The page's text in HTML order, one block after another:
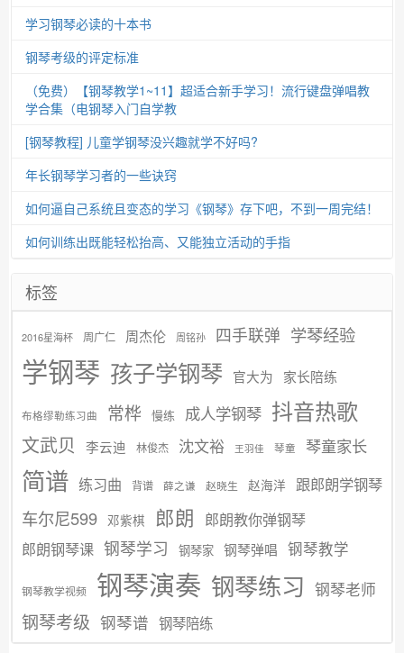
学习钢琴必读的十本书
钢琴考级的评定标准
（免费）【钢琴教学1~11】超适合新手学习！流行键盘弹唱教
学合集（电钢琴入门自学教
[钢琴教程] 儿童学钢琴没兴趣就学不好吗?
年长钢琴学习者的一些诀窍
如何逼自己系统且变态的学习《钢琴》存下吧，不到一周完结！
如何训练出既能轻松抬高、又能独立活动的手指
标签
2016星海杯 周广仁 周杰伦 周铭孙 四手联弹 学琴经验
学钢琴 孩子学钢琴 官大为 家长陪练
布格缪勒练习曲 常桦 慢练 成人学钢琴 抖音热歌
文武贝 李云迪 林俊杰 沈文裕 王羽佳 琴童 琴童家长
简谱 练习曲 背谱 薛之谦 赵晓生 赵海洋 跟郎朗学钢琴
车尔尼599 邓紫棋 郎朗 郎朗教你弹钢琴
郎朗钢琴课 钢琴学习 钢琴家 钢琴弹唱 钢琴教学
钢琴教学视频 钢琴演奏 钢琴练习 钢琴老师
钢琴考级 钢琴谱 钢琴陪练